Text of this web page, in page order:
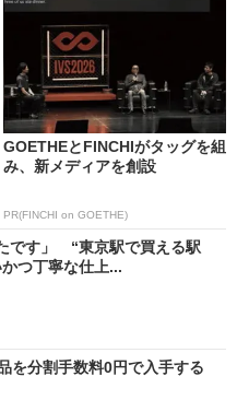
GOETHEとFINCHIがタッグを組
み、新メディアを創設
PR(FINCHI on GOETHE)
です」 “東京駅で買える駅
つ丁寧な仕上...
を分割手数料0円で入手する